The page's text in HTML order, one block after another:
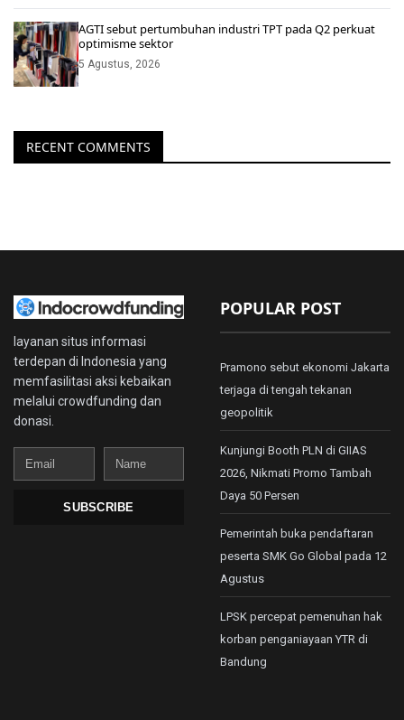
AGTI sebut pertumbuhan industri TPT pada Q2 perkuat
optimisme sektor
5 Agustus, 2026
RECENT COMMENTS
layanan situs informasi
terdepan di Indonesia yang
memfasilitasi aksi kebaikan
melalui crowdfunding dan
donasi.
Email
Name
SUBSCRIBE
POPULAR POST
Pramono sebut ekonomi Jakarta
terjaga di tengah tekanan
geopolitik
Kunjungi Booth PLN di GIIAS
2026, Nikmati Promo Tambah
Daya 50 Persen
Pemerintah buka pendaftaran
peserta SMK Go Global pada 12
Agustus
LPSK percepat pemenuhan hak
korban penganiayaan YTR di
Bandung